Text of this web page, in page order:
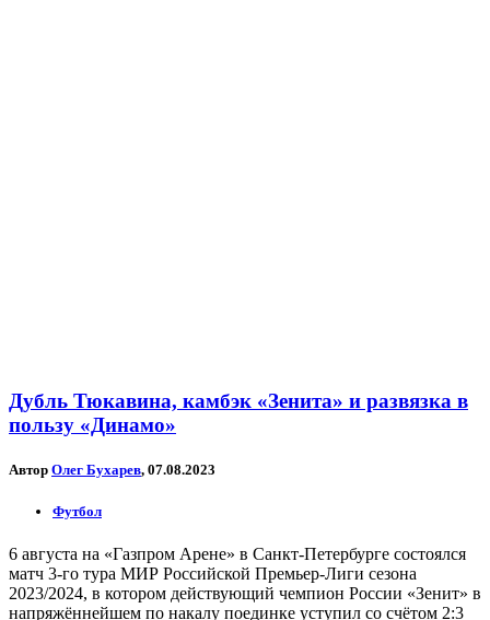
Дубль Тюкавина, камбэк «Зенита» и развязка в
пользу «Динамо»
Автор Олег Бухарев, 07.08.2023
Футбол
6 августа на «Газпром Арене» в Санкт-Петербурге состоялся
матч 3-го тура МИР Российской Премьер-Лиги сезона
2023/2024, в котором действующий чемпион России «Зенит» в
напряжённейшем по накалу поединке уступил со счётом 2:3